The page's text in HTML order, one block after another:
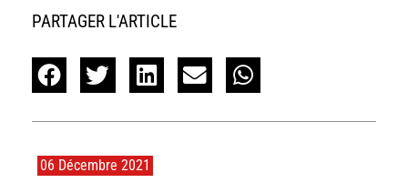
PARTAGER L'ARTICLE
06 Décembre 2021